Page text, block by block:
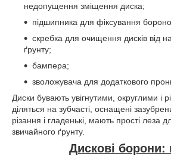
недопущення зміщення диска;
підшипника для фіксування
скребка для очищення дисків від
ґрунту;
бампера;
зволожувача для додаткового
Диски бувають увігнутими, округлими і
діляться на зубчасті, оснащені
різання і гладенькі, мають прості леза
звичайного ґрунту.
Дискові борони: